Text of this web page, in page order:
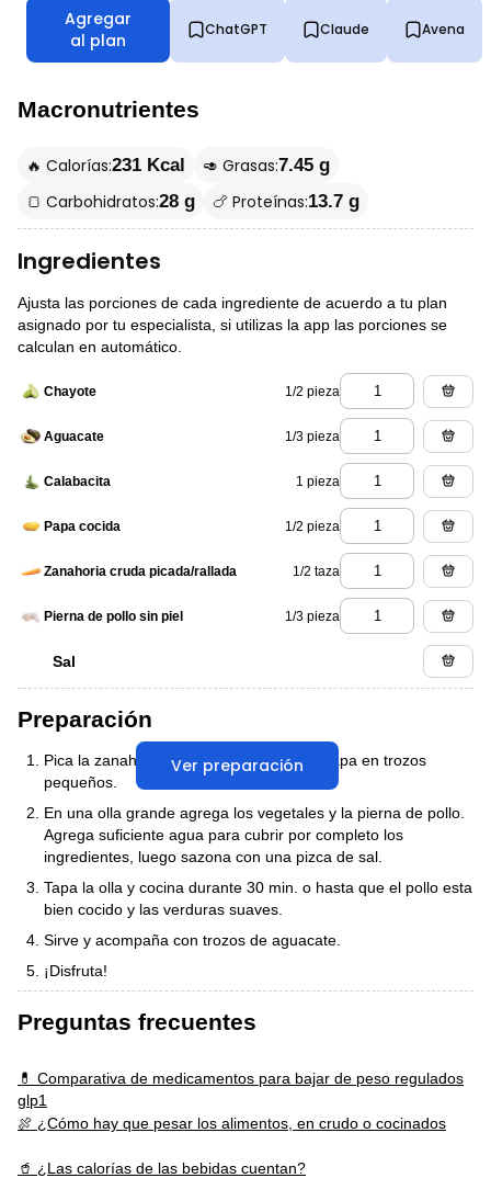
Agregar
al plan
ChatGPT Claude Avena
Macronutrientes
🔥 Calorías:231 Kcal 🥑 Grasas:7.45 g
🍞 Carbohidratos:28 g 🍗 Proteínas:13.7 g
Ingredientes
Ajusta las porciones de cada ingrediente de acuerdo a tu plan
asignado por tu especialista, si utilizas la app las porciones se
calculan en automático.
Chayote 1/2 pieza
Aguacate 1/3 pieza
Calabacita 1 pieza
Papa cocida 1/2 pieza
Zanahoria cruda picada/rallada 1/2 taza
Pierna de pollo sin piel 1/3 pieza
Sal
Ver preparación
Preparación
Pica la zanahoria, calabacita, chayote y papa en trozos
pequeños.
En una olla grande agrega los vegetales y la pierna de pollo.
Agrega suficiente agua para cubrir por completo los
ingredientes, luego sazona con una pizca de sal.
Tapa la olla y cocina durante 30 min. o hasta que el pollo esta
bien cocido y las verduras suaves.
Sirve y acompaña con trozos de aguacate.
¡Disfruta!
Preguntas frecuentes
💊 Comparativa de medicamentos para bajar de peso regulados
glp1
🍖 ¿Cómo hay que pesar los alimentos, en crudo o cocinados
🥤 ¿Las calorías de las bebidas cuentan?